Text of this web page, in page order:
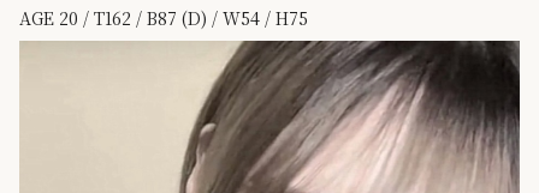
AGE 20 / T162 / B87 (D) / W54 / H75